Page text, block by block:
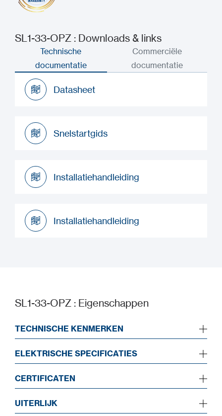
SL1-33-OPZ : Downloads & links
Technische
documentatie
Commerciële
documentatie
Datasheet
Snelstartgids
Installatiehandleiding
Installatiehandleiding
SL1-33-OPZ : Eigenschappen
TECHNISCHE KENMERKEN
ELEKTRISCHE SPECIFICATIES
CERTIFICATEN
UITERLIJK